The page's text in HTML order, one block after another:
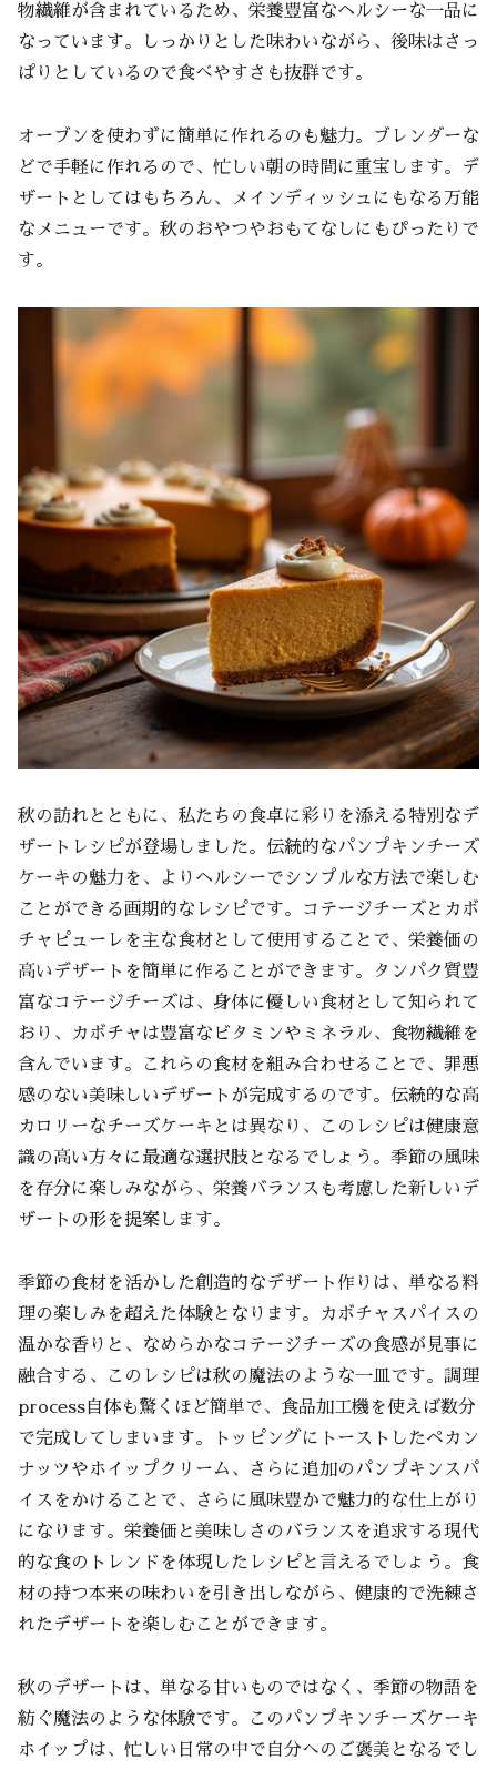
物繊維が含まれているため、栄養豊富なヘルシーな一品に
なっています。しっかりとした味わいながら、後味はさっ
ぱりとしているので食べやすさも抜群です。
オーブンを使わずに簡単に作れるのも魅力。ブレンダーな
どで手軽に作れるので、忙しい朝の時間に重宝します。デ
ザートとしてはもちろん、メインディッシュにもなる万能
なメニューです。秋のおやつやおもてなしにもぴったりで
す。
秋の訪れとともに、私たちの食卓に彩りを添える特別なデ
ザートレシピが登場しました。伝統的なパンプキンチーズ
ケーキの魅力を、よりヘルシーでシンプルな方法で楽しむ
ことができる画期的なレシピです。コテージチーズとカボ
チャピューレを主な食材として使用することで、栄養価の
高いデザートを簡単に作ることができます。タンパク質豊
富なコテージチーズは、身体に優しい食材として知られて
おり、カボチャは豊富なビタミンやミネラル、食物繊維を
含んでいます。これらの食材を組み合わせることで、罪悪
感のない美味しいデザートが完成するのです。伝統的な高
カロリーなチーズケーキとは異なり、このレシピは健康意
識の高い方々に最適な選択肢となるでしょう。季節の風味
を存分に楽しみながら、栄養バランスも考慮した新しいデ
ザートの形を提案します。
季節の食材を活かした創造的なデザート作りは、単なる料
理の楽しみを超えた体験となります。カボチャスパイスの
温かな香りと、なめらかなコテージチーズの食感が見事に
融合する、このレシピは秋の魔法のような一皿です。調理
process自体も驚くほど簡単で、食品加工機を使えば数分
で完成してしまいます。トッピングにトーストしたペカン
ナッツやホイップクリーム、さらに追加のパンプキンスパ
イスをかけることで、さらに風味豊かで魅力的な仕上がり
になります。栄養価と美味しさのバランスを追求する現代
的な食のトレンドを体現したレシピと言えるでしょう。食
材の持つ本来の味わいを引き出しながら、健康的で洗練さ
れたデザートを楽しむことができます。
秋のデザートは、単なる甘いものではなく、季節の物語を
紡ぐ魔法のような体験です。このパンプキンチーズケーキ
ホイップは、忙しい日常の中で自分へのご褒美となるでし